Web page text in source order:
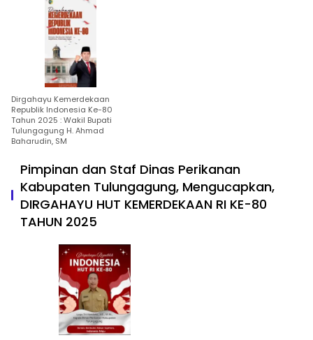
Dirgahayu Kemerdekaan
Republik Indonesia Ke-80
Tahun 2025 : Wakil Bupati
Tulungagung H. Ahmad
Baharudin, SM
Pimpinan dan Staf Dinas Perikanan
Kabupaten Tulungagung, Mengucapkan,
DIRGAHAYU HUT KEMERDEKAAN RI KE-80
TAHUN 2025